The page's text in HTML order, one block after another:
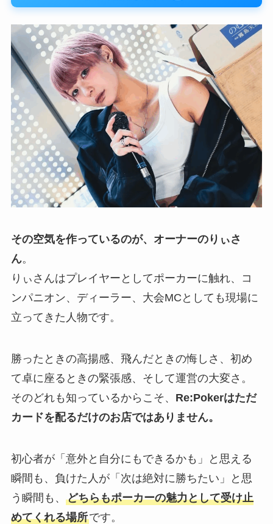
その空気を作っているのが、オーナーのりぃさ
ん。
りぃさんはプレイヤーとしてポーカーに触れ、コ
ンパニオン、ディーラー、大会MCとしても現場に
立ってきた人物です。
勝ったときの高揚感、飛んだときの悔しさ、初め
て卓に座るときの緊張感、そして運営の大変さ。
そのどれも知っているからこそ、 Re:Pokerはただ
カードを配るだけのお店ではありません。
初心者が「意外と自分にもできるかも」と思える
瞬間も、負けた人が「次は絶対に勝ちたい」と思
う瞬間も、 どちらもポーカーの魅力として受け止
めてくれる場所です。